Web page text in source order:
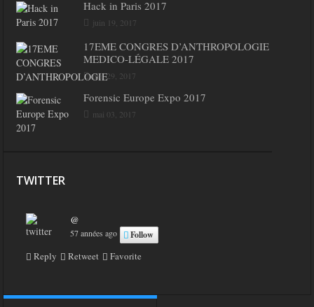
Hack in Paris 2017
juin 19, 2017
17EME CONGRES D’ANTHROPOLOGIE
MEDICO-LÉGALE 2017
mai 29, 2017
Forensic Europe Expo 2017
mai 03, 2017
TWITTER
@
57 années ago Follow
Reply Retweet Favorite